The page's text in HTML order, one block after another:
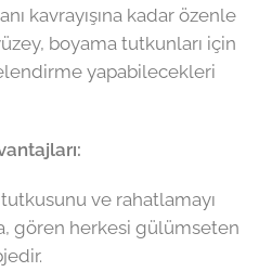
kavrayışına kadar özenle
boyama tutkunları için
yapabilecekleri
ve rahatlamayı
gören herkesi gülümseten